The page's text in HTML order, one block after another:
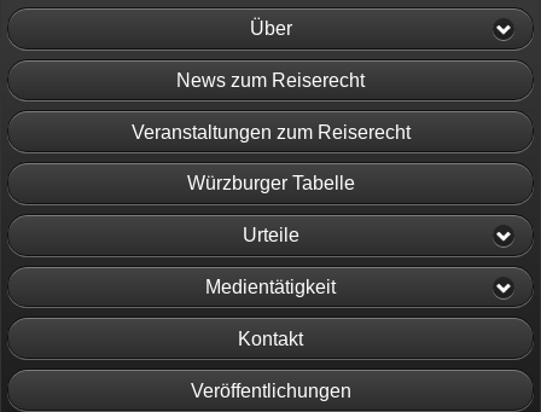
Über
News zum Reiserecht
Veranstaltungen zum Reiserecht
Würzburger Tabelle
Urteile
Medientätigkeit
Kontakt
Veröffentlichungen